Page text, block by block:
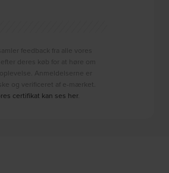
feedback fra alle vores
deres køb for at høre om
Anmeldelserne er
og verificeret af e-mærket.
certifikat kan ses her.